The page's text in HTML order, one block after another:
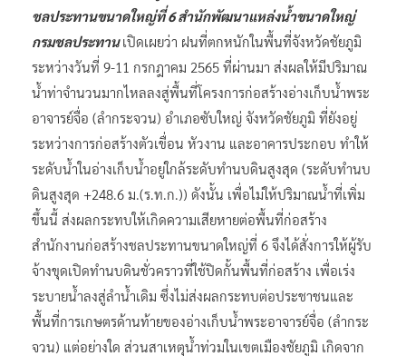
ชลประทานขนาดใหญ่ที่ 6 สำนักพัฒนาแหล่งน้ำขนาดใหญ่
กรมชลประทานเปิดเผยว่า ฝนที่ตกหนักในพื้นที่จังหวัดชัยภูมิ
ระหว่างวันที่ 9-11 กรกฎาคม 2565 ที่ผ่านมา ส่งผลให้มีปริมาณ
น้ำท่าจำนวนมากไหลลงสู่พื้นที่โครงการก่อสร้างอ่างเก็บน้ำพระ
อาจารย์จื่อ (ลำกระจวน) อำเภอซับใหญ่ จังหวัดชัยภูมิ ที่ยังอยู่
ระหว่างการก่อสร้างตัวเขื่อน หัวงาน และอาคารประกอบ ทำให้
ระดับน้ำในอ่างเก็บน้ำอยู่ใกล้ระดับทำนบดินสูงสุด (ระดับทำนบ
ดินสูงสุด +248.6 ม.(ร.ท.ก.)) ดังนั้น เพื่อไม่ให้ปริมาณน้ำที่เพิ่ม
ขึ้นนี้ ส่งผลกระทบให้เกิดความเสียหายต่อพื้นที่ก่อสร้าง
สำนักงานก่อสร้างชลประทานขนาดใหญ่ที่ 6 จึงได้สั่งการให้ผู้รับ
จ้างขุดเปิดทำนบดินชั่วคราวที่ใช้ปิดกั้นพื้นที่ก่อสร้าง เพื่อเร่ง
ระบายน้ำลงสู่ลำน้ำเดิม ซึ่งไม่ส่งผลกระทบต่อประชาชนและ
พื้นที่การเกษตรด้านท้ายของอ่างเก็บน้ำพระอาจารย์จื่อ (ลำกระ
จวน) แต่อย่างใด ส่วนสาเหตุน้ำท่วมในเขตเมืองชัยภูมิ เกิดจาก